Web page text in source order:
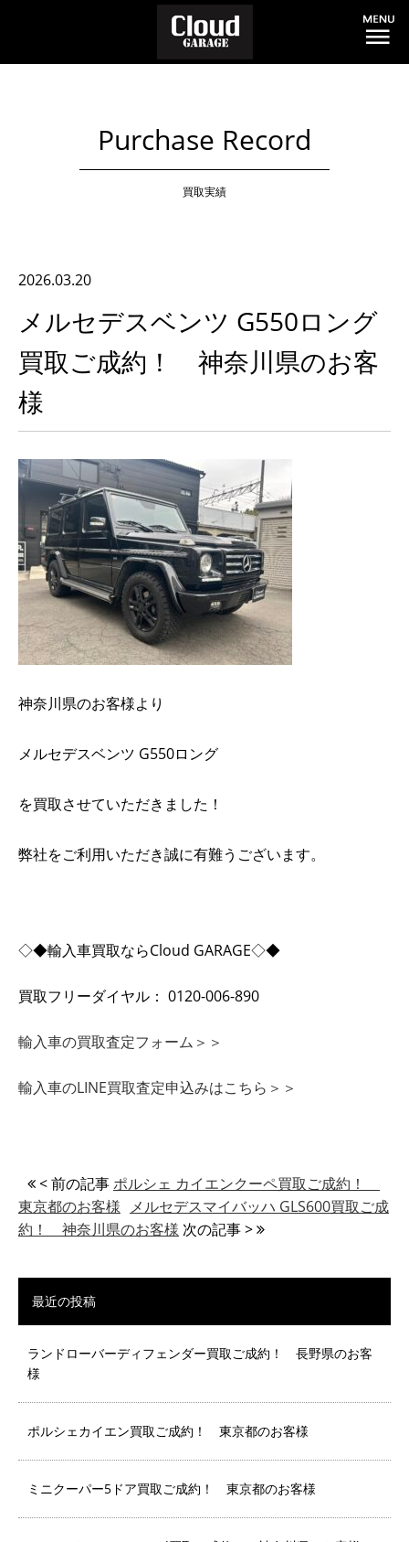
Purchase Record
買取実績
2026.03.20
メルセデスベンツ G550ロング
買取ご成約！ 神奈川県のお客
様
神奈川県のお客様より
メルセデスベンツ G550ロング
を買取させていただきました！
弊社をご利用いただき誠に有難うございます。
◇◆輸入車買取ならCloud GARAGE◇◆
買取フリーダイヤル： 0120-006-890
輸入車の買取査定フォーム＞＞
輸入車のLINE買取査定申込みはこちら＞＞
< 前の記事ポルシェ カイエンクーペ買取ご成約！
東京都のお客様 メルセデスマイバッハ GLS600買取ご成
約！ 神奈川県のお客様 次の記事 >
最近の投稿
ランドローバーディフェンダー買取ご成約！ 長野県のお客
様
ポルシェカイエン買取ご成約！ 東京都のお客様
ミニクーパー5ドア買取ご成約！ 東京都のお客様